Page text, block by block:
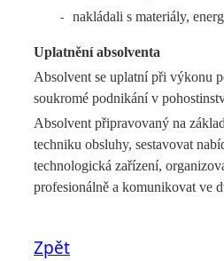
- nakládali s materiály,
Uplatnění absolventa
Absolvent se uplatní při výkonu
soukromé podnikání v
Absolvent připravovaný na
techniku obsluhy, sestavovat
technologická zařízení,
profesionálně a komunikovat ve
Zpět